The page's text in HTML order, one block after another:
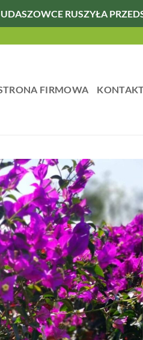
RUSZYŁA
FIRMOWA